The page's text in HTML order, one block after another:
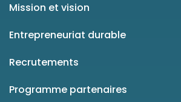
Mission et vision
Entrepreneuriat durable
Recrutements
Programme partenaires